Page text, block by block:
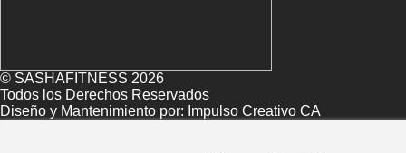
© SASHAFITNESS 2026
Todos los Derechos Reservados
Diseño y Mantenimiento por: Impulso Creativo CA